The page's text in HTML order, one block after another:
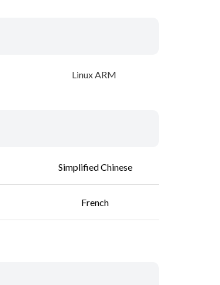
Linux ARM
Simplified Chinese
French